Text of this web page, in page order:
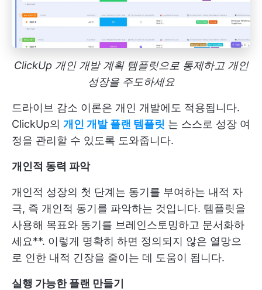
ClickUp 개인 개발 계획 템플릿으로 통제하고 개인
성장을 주도하세요
드라이브 감소 이론은 개인 개발에도 적용됩니다.
ClickUp의 개인 개발 플랜 템플릿 는 스스로 성장 여
정을 관리할 수 있도록 도와줍니다.
개인적 동력 파악
개인적 성장의 첫 단계는 동기를 부여하는 내적 자
극, 즉 개인적 동기를 파악하는 것입니다. 템플릿을
사용해 목표와 동기를 브레인스토밍하고 문서화하
세요**. 이렇게 명확히 하면 정의되지 않은 열망으
로 인한 내적 긴장을 줄이는 데 도움이 됩니다.
실행 가능한 플랜 만들기